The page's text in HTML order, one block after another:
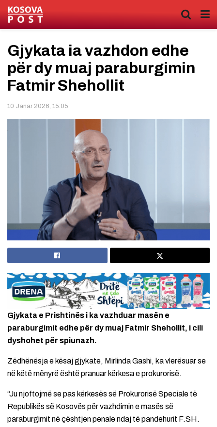
Gjykata ia vazhdon edhe
për dy muaj paraburgimin
Fatmir Shehollit
10 Janar 2026, 15:05
Gjykata e Prishtinës i ka vazhduar masën e
paraburgimit edhe për dy muaj Fatmir Shehollit, i cili
dyshohet për spiunazh.
Zëdhënësja e kësaj gjykate, Mirlinda Gashi, ka vlerësuar se
në këtë mënyrë është pranuar kërkesa e prokurorisë.
“Ju njoftojmë se pas kërkesës së Prokurorisë Speciale të
Republikës së Kosovës për vazhdimin e masës së
paraburgimit në çështjen penale ndaj të pandehurit F.SH.